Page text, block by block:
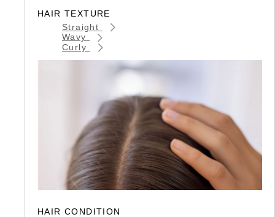
HAIR TEXTURE
Straight
Wavy
Curly
HAIR CONDITION